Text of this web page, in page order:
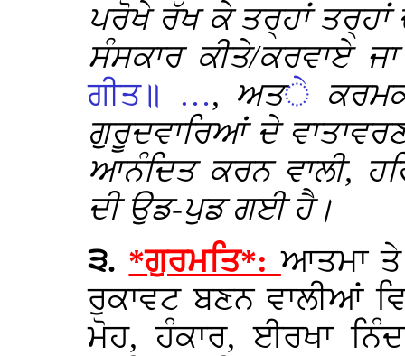
ਪਰੋਖੇ ਰੱਖ ਕੇ ਤਰ੍ਹਾਂ ਤਰ੍ਹਾਂ
ਸੰਸਕਾਰ ਕੀਤੇ/ਕਰਵਾਏ
ਗੀਤ॥ …, ਅਤੇ
ਗੁਰੂਦਵਾਰਿਆਂ ਦੇ
ਆਨੰਦਿਤ ਕਰਨ ਵਾਲੀ,
ਦੀ ਉਡ-ਪੁਡ ਗਈ ਹੈ।
੩. *ਗੁਰਮਤਿ*:ਆਤਮਾ ਤੇ
ਰੁਕਾਵਟ ਬਣਨ ਵਾਲੀਆਂ
ਮੋਹ, ਹੰਕਾਰ, ਈਰਖਾ